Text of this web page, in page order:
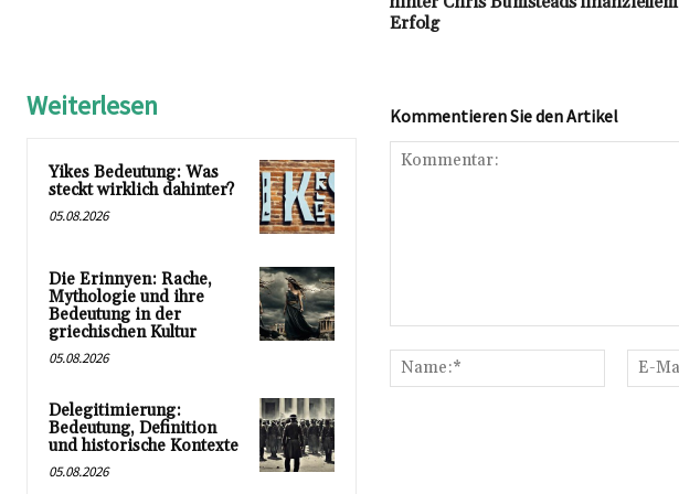
Erfolg
Weiterlesen
Yikes Bedeutung: Was
steckt wirklich dahinter?
05.08.2026
Die Erinnyen: Rache,
Mythologie und ihre
Bedeutung in der
griechischen Kultur
05.08.2026
Delegitimierung:
Bedeutung, Definition
und historische Kontexte
05.08.2026
Kommentieren Sie den Artikel
Name:*